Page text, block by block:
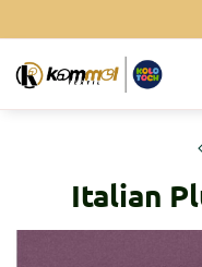
Italian